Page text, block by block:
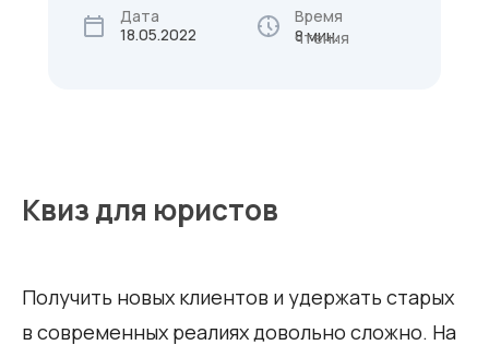
18.05.2022
Дата
8 мин.
Время
чтения
Квиз для юристов
Получить новых клиентов и удержать старых
в современных реалиях довольно сложно. На